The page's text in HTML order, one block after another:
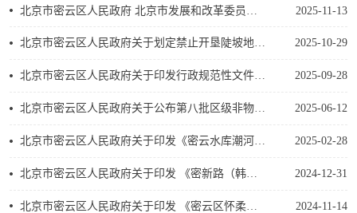
2025-11-13
北京市密云区人民政府关于划定禁止开垦陡坡地范围的公告 2025-10-29
北京市密云区人民政府关于印发行政规范性文件清理结果的决定 2025-09-28
北京市密云区人民政府关于公布第八批区级非物质文化遗产代表性项目名录的通知 2025-06-12
2025-02-28
北京市密云区人民政府关于印发 《密新路（韩各庄路口—区界）改建工程 拆迁实施方案》的通知 2024-12-31
北京市密云区人民政府关于印发 《密云区怀柔科学城东区云西四路南延、云西三路、水杨红街道路工程及王各庄村民回迁楼新建开闭站外电源工程拆迁实施方案》的通知 2024-11-14